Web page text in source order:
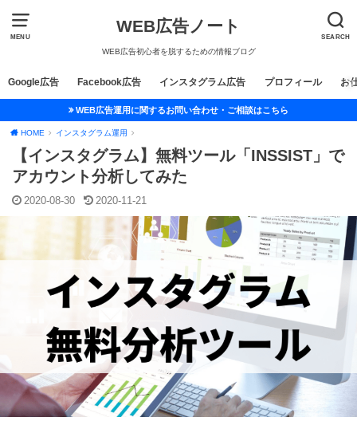
MENU SEARCH
WEB広告ノート
WEB広告初心者を脱するための情報ブログ
Google広告 Facebook広告 インスタグラム広告 プロフィール お
WEB広告運用に関するお問い合わせ・ご相談はこちら
HOME インスタグラム運用
【インスタグラム】無料ツール「INSSIST」で
アカウント分析してみた
2020-08-30 2020-11-21